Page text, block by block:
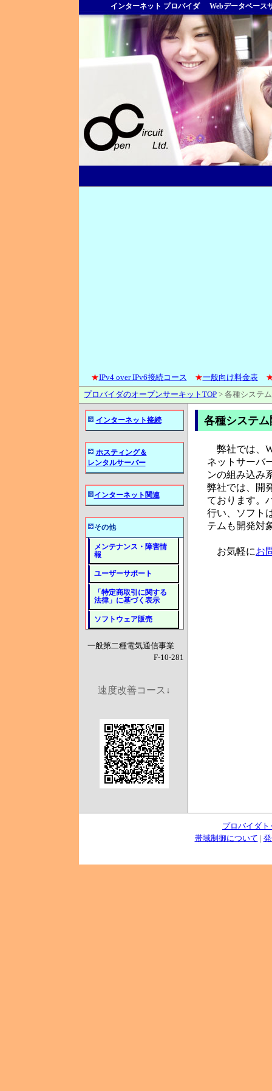
インターネット プロバイダ Webデータベース
★IPv4 over IPv6接続コース ★一般向け料金表
プロバイダのオープンサーキットTOP > 各種システ
各種システ
弊社では、
ネットサーバ
ンの組み込み
弊社では、開
ております。
行い、ソフト
テムも開発対
お気軽にお
インターネット接続
ホスティング＆
レンタルサーバー
インターネット関連
その他
メンテナンス・障害情
報
ユーザーサポート
「特定商取引に関する
法律」に基づく表示
ソフトウェア販売
一般第二種電気通信事業
F-10-281
速度改善コース↓
プロバイダト
帯域制御について